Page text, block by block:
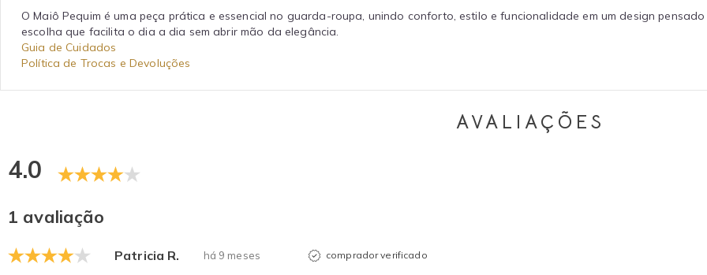
O Maiô Pequim é uma peça prática e essencial no guarda-roupa, unindo conforto, estilo e funcionalidade em um design
escolha que facilita o dia a dia sem abrir mão da elegância.
Guia de Cuidados
Política de Trocas e Devoluções
AVALIAÇÕES
4.0
1 avaliação
Patricia R. há 9 meses comprador verificado